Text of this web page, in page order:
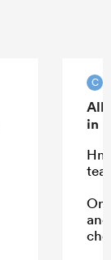
C
All
in